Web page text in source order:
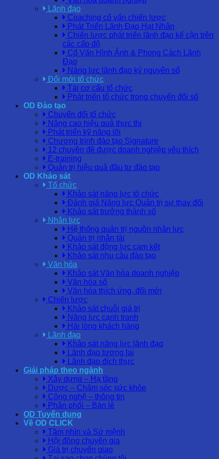
Lãnh đạo
Coaching cố vấn chiến lược
Phát Triển Lãnh Đạo Hạt Nhân
Chiến lược phát triển lãnh đạo kế cận trên
các cấp độ
Cố Vấn Hình Ảnh & Phong Cách Lãnh
Đạo
Năng lực lãnh đạo kỷ nguyên số
Đổi mới tổ chức
Tái cơ cấu tổ chức
Phát triển tổ chức trong chuyển đổi số
OD Đào tạo
Chuyển đổi tổ chức
Nâng cao hiệu quả thực thi
Phát triển kỹ năng lõi
Chương trình đào tạo Signature
12 chuyên đề được doanh nghiệp yêu thích
E-training
Quản trị hiệu quả đầu tư đào tạo
OD Khảo sát
Tổ chức
Khảo sát năng lực tổ chức
Đánh giá Năng lực Quản trị sự thay đổi
Khảo sát trưởng thành số
Nhân lực
Hệ thống quản trị nguồn nhân lực
Quản trị nhân tài
Khảo sát động lực cam kết
Khảo sát nhu cầu đào tạo
Văn hóa
Khảo sát Văn hóa doanh nghiệp
Văn hóa số
Văn hóa thích ứng, đổi mới
Chiến lược
Khảo sát chuỗi giá trị
Năng lực cạnh tranh
Hài lòng khách hàng
Lãnh đạo
Khảo sát năng lực lãnh đạo
Lãnh đạo tương lai
Lãnh đạo đích thực
Giải pháp theo ngành
Xây dựng – Hạ tầng
Dược – Chăm sóc sức khỏe
Công nghệ – thông tin
Phân phối – Bán lẻ
OD Tuyển dụng
Về OD CLICK
Tầm nhìn và Sứ mệnh
Hội đồng chuyên gia
Giá trị chuyển giao